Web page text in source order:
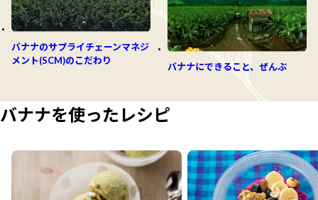
バナナのサプライチェーンマネジ
メント(SCM)のこだわり
バナナにできること、ぜんぶ
バナナを使ったレシピ